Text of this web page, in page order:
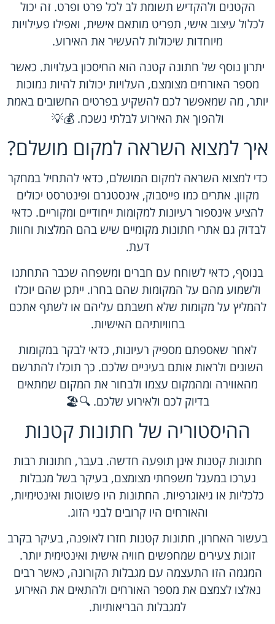
הקטנים ולהקדיש תשומת לב לכל פרט ופרט. זה יכול
לכלול עיצוב אישי, תפריט מותאם אישית, ואפילו פעילויות
מיוחדות שיכולות להעשיר את האירוע.
יתרון נוסף של חתונה קטנה הוא החיסכון בעלויות. כאשר
מספר האורחים מצומצם, העלויות יכולות להיות נמוכות
יותר, מה שמאפשר לכם להשקיע בפרטים החשובים באמת
ולהפוך את האירוע לבלתי נשכח. 💰💡
איך למצוא השראה למקום מושלם?
כדי למצוא השראה למקום המושלם, כדאי להתחיל במחקר
מקוון. אתרים כמו פייסבוק, אינסטגרם ופינטרסט יכולים
להציע אינספור רעיונות למקומות ייחודיים ומקוריים. כדאי
לבדוק גם אתרי חתונות מקומיים שיש בהם המלצות וחוות
דעת.
בנוסף, כדאי לשוחח עם חברים ומשפחה שכבר התחתנו
ולשמוע מהם על המקומות שהם בחרו. ייתכן שהם יוכלו
להמליץ על מקומות שלא חשבתם עליהם או לשתף אתכם
בחוויותיהם האישיות.
לאחר שאספתם מספיק רעיונות, כדאי לבקר במקומות
השונים ולראות אותם בעיניים שלכם. כך תוכלו להתרשם
מהאווירה ומהמקום עצמו ולבחור את המקום שמתאים
בדיוק לכם ולאירוע שלכם. 🔍🏖️
ההיסטוריה של חתונות קטנות
חתונות קטנות אינן תופעה חדשה. בעבר, חתונות רבות
נערכו במעגל משפחתי מצומצם, בעיקר בשל מגבלות
כלכליות או גיאוגרפיות. החתונות היו פשוטות ואינטימיות,
והאורחים היו קרובים לבני הזוג.
בעשור האחרון, חתונות קטנות חזרו לאופנה, בעיקר בקרב
זוגות צעירים שמחפשים חוויה אישית ואינטימית יותר.
המגמה הזו התעצמה עם מגבלות הקורונה, כאשר רבים
נאלצו לצמצם את מספר האורחים ולהתאים את האירוע
למגבלות הבריאותיות.